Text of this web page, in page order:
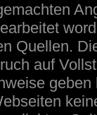
Quellen.
auf